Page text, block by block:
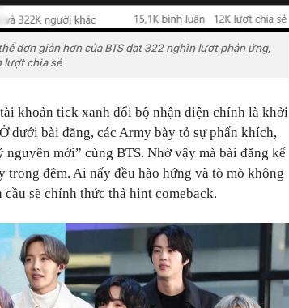
đơn giản hơn của BTS đạt 322 nghìn lượt phản ứng,
lượt chia sẻ
khoản tick xanh đổi bộ nhận diện chính là khởi
dưới bài đăng, các Army bày tỏ sự phấn khích,
nguyên mới” cùng BTS. Nhờ vậy mà bài đăng kể
trong đêm. Ai nấy đều hào hứng và tò mò không
sẽ chính thức thả hint comeback.